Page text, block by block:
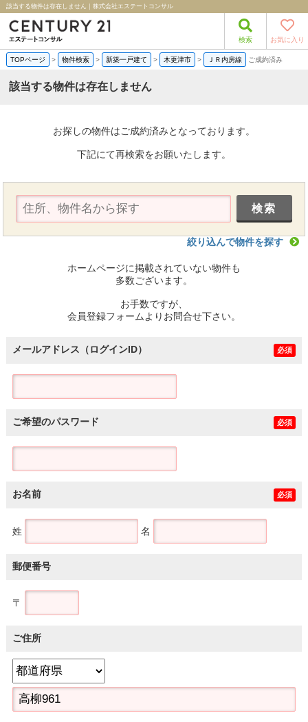
該当する物件は存在しません｜株式会社エステートコンサル
検索 お気に入り
TOPページ > 物件検索 > 新築一戸建て > 木更津市 > ＪＲ内房線 ご成約済み
該当する物件は存在しません
お探しの物件はご成約済みとなっております。
下記にて再検索をお願いたします。
絞り込んで物件を探す
ホームページに掲載されていない物件も
多数ございます。
お手数ですが、
会員登録フォームよりお問合せ下さい。
メールアドレス（ログインID） 必須
ご希望のパスワード 必須
お名前 必須
姓 名
郵便番号
〒
ご住所